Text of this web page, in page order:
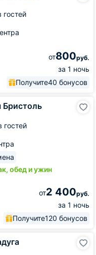
гостей
от800руб.
за 1 ночь
Получите40 бонусов
Бристоль
гостей
обед и ужин
от2 400руб.
за 1 ночь
Получите120 бонусов